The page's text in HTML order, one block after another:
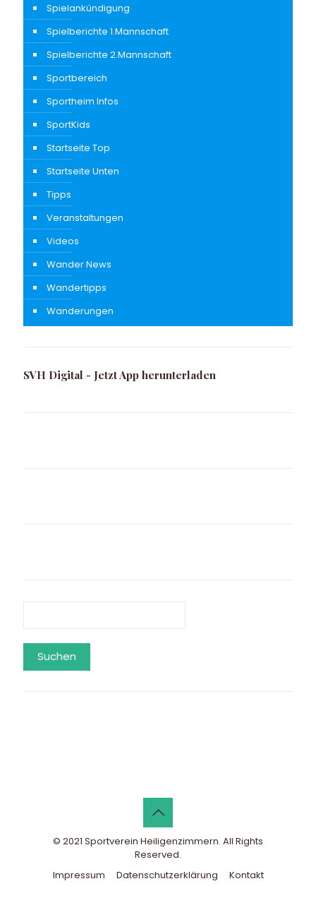
Spielankündigung
Spielberichte 1.Mannschaft
Spielberichte 2.Mannschaft
Sportbereich
Sportheim Infos
SportKids
Startseite Top
Startseite Unten
Tipps
Veranstaltungen
Videos
Wander News
Wandertipps
Wanderungen
SVH Digital - Jetzt App herunterladen
Suchen
© 2021 Sportverein Heiligenzimmern. All Rights
Reserved.
Impressum
Datenschutzerklärung Kontakt